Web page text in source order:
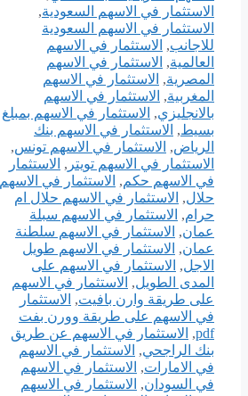
الاستثمار في الاسهم السعودية,
الاستثمار في الاسهم السعودية
للاجانب, الاستثمار في الاسهم
العالمية, الاستثمار في الاسهم
المصرية, الاستثمار في الاسهم
المغربية, الاستثمار في الاسهم
بالانجليزي, الاستثمار في الاسهم بمبلغ
بسيط, الاستثمار في الاسهم بنك
الرياض, الاستثمار في الاسهم تونس,
الاستثمار في الاسهم تويتر , الاستثمار
في الاسهم حكم, الاستثمار في الاسهم
حلال, الاستثمار في الاسهم حلال ام
حرام, الاستثمار في الاسهم سبلة
عمان, الاستثمار في الاسهم سلطنة
عمان, الاستثمار في الاسهم طويل
الاجل, الاستثمار في الاسهم على
المدى الطويل, الاستثمار في الاسهم
على طريقة وارن بافيت, الاستثمار
في الاسهم على طريقة وورن بفت
pdf
, الاستثمار في الاسهم عن طريق
بنك الراجحي, الاستثمار في الاسهم
في الامارات, الاستثمار في الاسهم
في السودان, الاستثمار في الاسهم